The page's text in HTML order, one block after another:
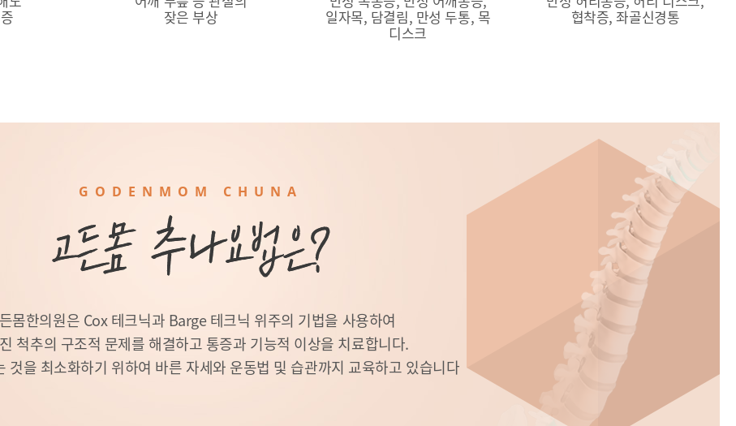
잦은 부상
일자목, 담결림, 만성 두통, 목
디스크
협착증, 좌골신경통
GODENMOM CHUNA
몸한의원은 Cox 테크닉과 Barge 테크닉 위주의 기법을 사용하여
척추의 구조적 문제를 해결하고 통증과 기능적 이상을 치료합니다.
것을 최소화하기 위하여 바른 자세와 운동법 및 습관까지 교육하고 있습니다